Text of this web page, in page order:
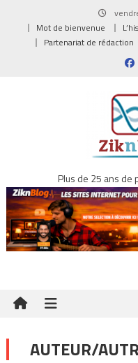
Mot de bienvenue
Partenariat de rédaction
Plus de 25 ans de
AUTEUR/